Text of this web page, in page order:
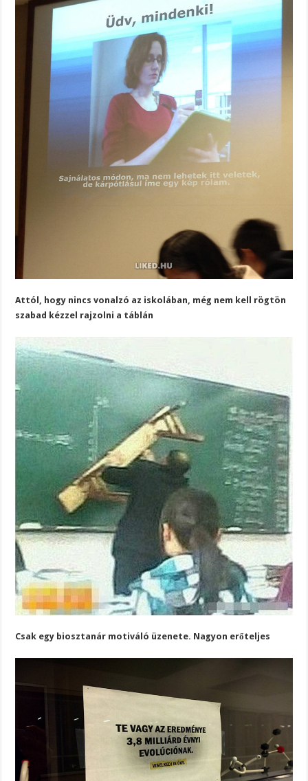
Attól, hogy nincs vonalzó az iskolában, még nem kell rögtön
szabad kézzel rajzolni a táblán
Csak egy biosztanár motiváló üzenete. Nagyon erőteljes